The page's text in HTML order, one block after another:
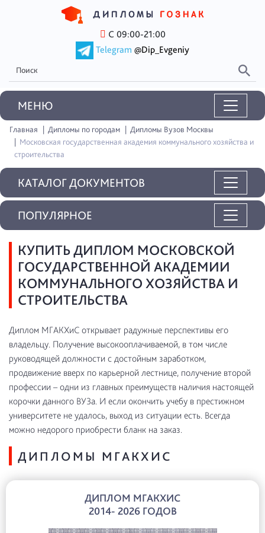
С 09:00-21:00
Telegram @Dip_Evgeniy
MEНЮ
Главная Дипломы по городам
Дипломы Вузов Москвы
Московская государственная академия коммунального хозяйства и
строительства
КАТАЛОГ ДОКУМЕНТОВ
КУПИТЬ ДИПЛОМ МОСКОВСКОЙ
ГОСУДАРСТВЕННОЙ АКАДЕМИИ
КОММУНАЛЬНОГО ХОЗЯЙСТВА И
СТРОИТЕЛЬСТВА
Диплом МГАКХиС открывает радужные перспективы его
владельцу. Получение высокооплачиваемой, в том числе
руководящей должности с достойным заработком,
продвижение вверх по карьерной лестнице, получение второй
профессии – одни из главных преимуществ наличия настоящей
корочки данного ВУЗа. И если окончить учебу в престижном
университете не удалось, выход из ситуации есть. Всегда
можно недорого приобрести бланк на заказ.
ДИПЛОМЫ МГАКХИС
ДИПЛОМ МГАКХИС
2014- 2026 ГОДОВ
ПОПУЛЯРНОЕ